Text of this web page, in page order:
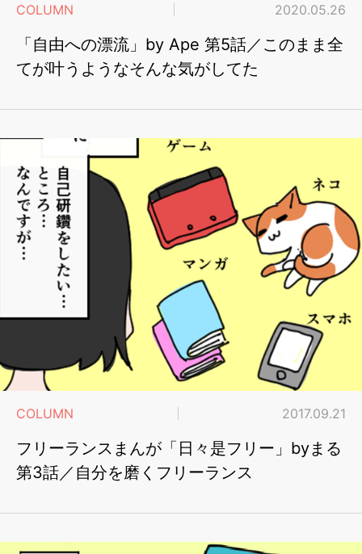
COLUMN 2020.05.26
「自由への漂流」by Ape 第5話／このまま全
てが叶うようなそんな気がしてた
COLUMN 2017.09.21
フリーランスまんが「日々是フリー」byまる
第3話／自分を磨くフリーランス